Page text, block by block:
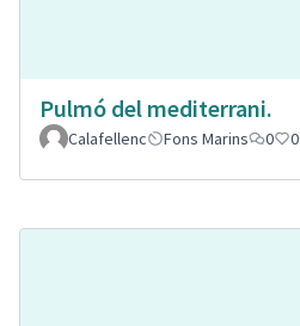
Pulmó del mediterrani.
Calafellenc
Fons Marins 0 0